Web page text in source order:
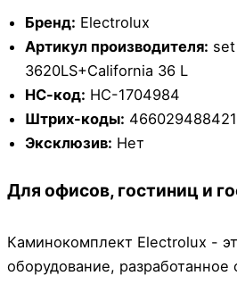
Бренд: Electrolux
Артикул производителя: set
3620LS+California 36 L
НС-код: НС-1704984
Штрих-коды:
Эксклюзив: Нет
Для офисов, гостиниц и
Каминокомплект Electrolux -
оборудование, разработанное